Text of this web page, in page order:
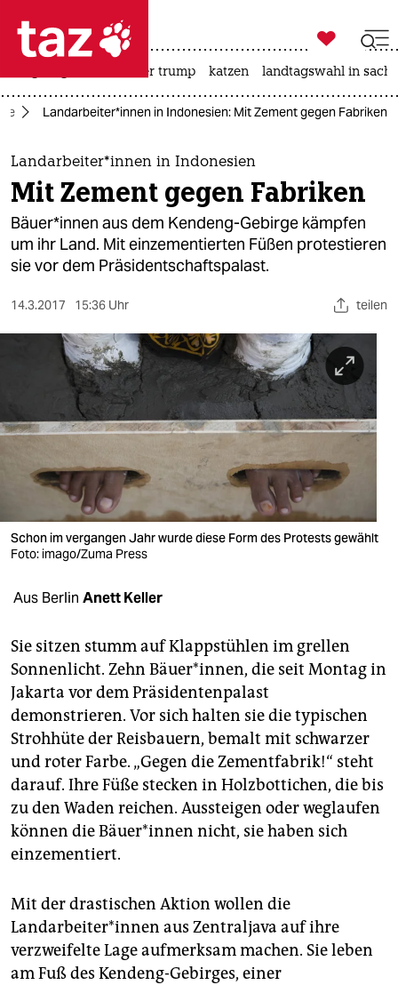
 taz zahl ich
taz zahl ich
themen
politik
öko
nord
wahrheit
verlag
verlag
veranstaltungen
fragen & hilfe
unterstützen
abo
genossenschaft
epaper login

taz zahl ich
usa unter trump katzen landtagswahl in
Landarbeiter*innen in Indonesien: Mit Zement gegen Fabriken
Landarbeiter*innen in Indonesien
Mit Zement gegen Fabriken
Bäuer*innen aus dem Kendeng-Gebirge kämpfen
um ihr Land. Mit einzementierten Füßen protestieren
sie vor dem Präsidentschaftspalast.
14.3.2017 15:36 Uhr teilen
Schon im vergangen Jahr wurde diese Form des Protests gewählt
Foto: imago/Zuma Press
Aus Berlin Anett Keller
Sie sitzen stumm auf Klappstühlen im grellen
Sonnenlicht. Zehn Bäuer*innen, die seit Montag in
Jakarta vor dem Präsidentenpalast
demonstrieren. Vor sich halten sie die typischen
Strohhüte der Reisbauern, bemalt mit schwarzer
und roter Farbe. „Gegen die Zementfabrik!“ steht
darauf. Ihre Füße stecken in Holzbottichen, die bis
zu den Waden reichen. Aussteigen oder weglaufen
können die Bäuer*innen nicht, sie haben sich
einzementiert.
Mit der drastischen Aktion wollen die
Landarbeiter*innen aus Zentraljava auf ihre
verzweifelte Lage aufmerksam machen. Sie leben
am Fuß des Kendeng-Gebirges, einer